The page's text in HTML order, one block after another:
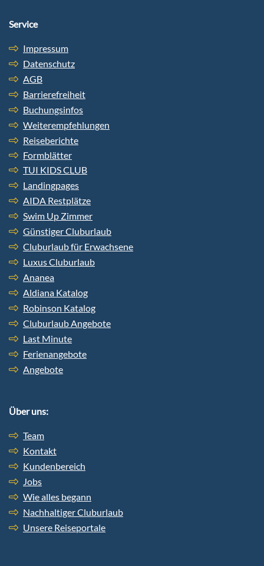
Service
Impressum
Datenschutz
AGB
Barrierefreiheit
Buchungsinfos
Weiterempfehlungen
Reiseberichte
Formblätter
TUI KIDS CLUB
Landingpages
AIDA Restplätze
Swim Up Zimmer
Günstiger Cluburlaub
Cluburlaub für Erwachsene
Luxus Cluburlaub
Ananea
Aldiana Katalog
Robinson Katalog
Cluburlaub Angebote
Last Minute
Ferienangebote
Angebote
Über uns:
Team
Kontakt
Kundenbereich
Jobs
Wie alles begann
Nachhaltiger Cluburlaub
Unsere Reiseportale